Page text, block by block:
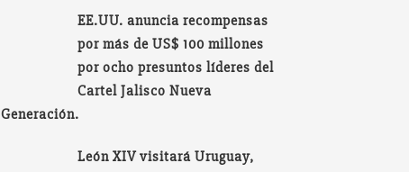
EE.UU. anuncia recompensas
por más de US$ 100 millones
por ocho presuntos líderes del
Cartel Jalisco Nueva
Generación.
León XIV visitará Uruguay,